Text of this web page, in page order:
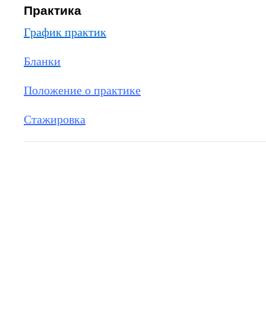
Практика
График практик
Бланки
Положение о практике
Стажировка